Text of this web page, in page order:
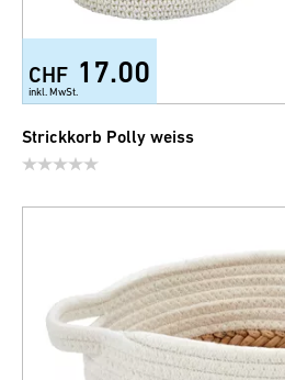
CHF 17.00
inkl. MwSt.
Strickkorb Polly weiss